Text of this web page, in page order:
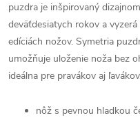
puzdra je inšpirovaný
deväťdesiatych rokov a
edíciách nožov. Symetria
umožňuje uloženie noža bez
ideálna pre pravákov aj
nôž s pevnou hladkou